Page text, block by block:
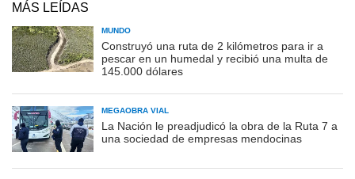
MÁS LEÍDAS
MUNDO
Construyó una ruta de 2 kilómetros para ir a
pescar en un humedal y recibió una multa de
145.000 dólares
MEGAOBRA VIAL
La Nación le preadjudicó la obra de la Ruta 7 a
una sociedad de empresas mendocinas